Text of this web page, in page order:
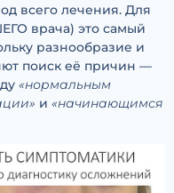
всего лечения. Для
врача) это самый
разнообразие и
поиск её причин —
«нормальным
и «начинающимся